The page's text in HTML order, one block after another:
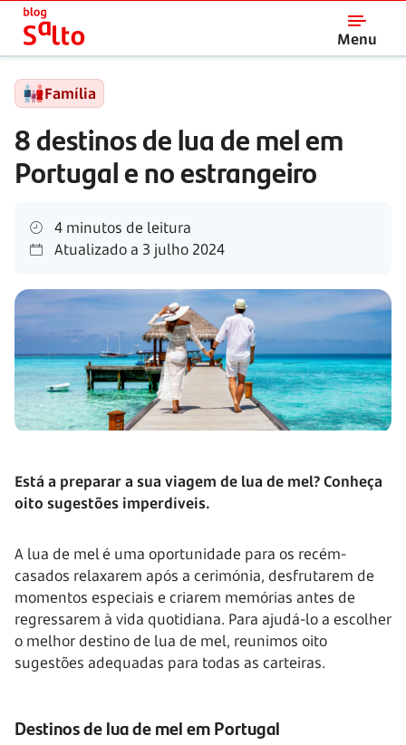
Menu
Salto
Família
8 destinos de lua de mel em
Portugal e no estrangeiro
4 minutos de leitura
Atualizado a 3 julho 2024
Está a preparar a sua viagem de lua de mel? Conheça
oito sugestões imperdíveis.
A lua de mel é uma oportunidade para os recém-
casados relaxarem após a cerimónia, desfrutarem de
momentos especiais e criarem memórias antes de
regressarem à vida quotidiana. Para ajudá-lo a escolher
o melhor destino de lua de mel, reunimos oito
sugestões adequadas para todas as carteiras.
Destinos de lua de mel em Portugal